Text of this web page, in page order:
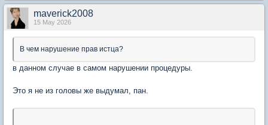
maverick2008
15 May 2026
В чем нарушение прав истца?
в данном случае в самом нарушении процедуры.
Это я не из головы же выдумал, пан.